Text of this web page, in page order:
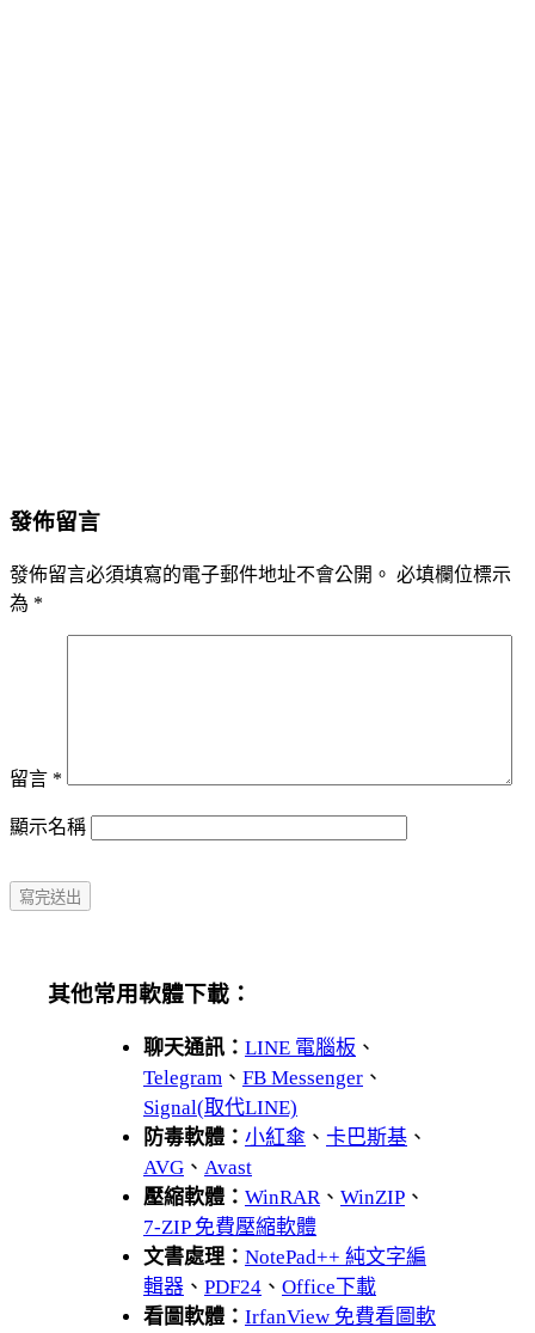
發佈留言
發佈留言必須填寫的電子郵件地址不會公開。 必填欄位標示
為 *
留言 *
顯示名稱
其他常用軟體下載：
聊天通訊： LINE 電腦板 、
Telegram 、 FB Messenger 、
Signal(取代LINE)
防毒軟體： 小紅傘 、 卡巴斯基 、
AVG 、 Avast
壓縮軟體： WinRAR 、 WinZIP 、
7-ZIP 免費壓縮軟體
文書處理： NotePad++ 純文字編
輯器 、 PDF24 、 Office下載
看圖軟體： IrfanView 免費看圖軟